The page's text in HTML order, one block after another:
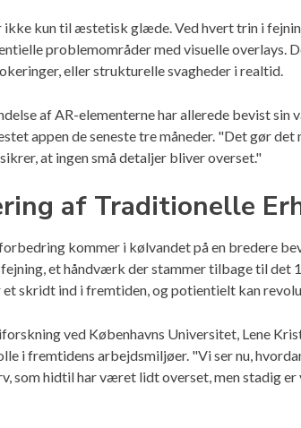
kun til æstetisk glæde. Ved hvert trin i
problemområder med visuelle overlays.
eller strukturelle svagheder i realtid.
af AR-elementerne har allerede bevist
appen de seneste tre måneder. "Det gør
at ingen små detaljer bliver overset."
af Traditionelle
kommer i kølvandet på en bredere
et håndværk der stammer tilbage til det
et skridt ind i fremtiden, og potientielt kan
ved Københavns Universitet, Lene
i fremtidens arbejdsmiljøer. "Vi ser nu,
som hidtil har været lidt overset, men stadig